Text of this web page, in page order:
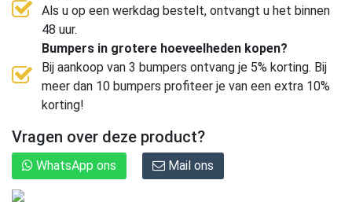
Als u op een werkdag bestelt, ontvangt u het binnen
48 uur.
Bumpers in grotere hoeveelheden kopen?
Bij aankoop van 3 bumpers ontvang je 5% korting. Bij
meer dan 10 bumpers profiteer je van een extra 10%
korting!
Vragen over deze product?
WhatsApp ons Mail ons